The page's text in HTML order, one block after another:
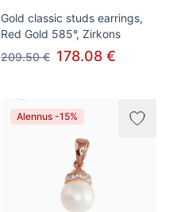
Gold classic studs earrings,
Red Gold 585°, Zirkons
209.50 € 178.08 €
Alennus -15%